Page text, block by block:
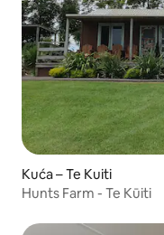
Kuća – Te Kuiti
Hunts Farm - Te Kūiti